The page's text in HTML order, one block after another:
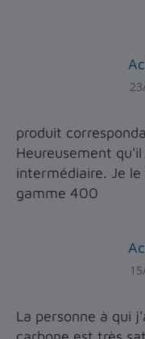
produit
Heureusement
intermédiaire. Je
gamme 400
La personne à qui